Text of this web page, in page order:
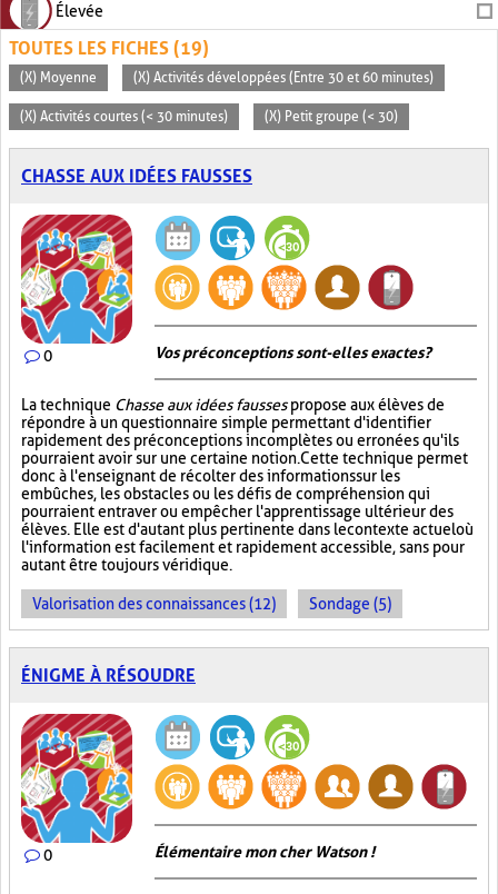
Élevée
TOUTES LES FICHES (19)
(X) Moyenne (X) Activités développées (Entre 30 et 60 minutes)
(X) Activités courtes (< 30 minutes) (X) Petit groupe (< 30)
CHASSE AUX IDÉES FAUSSES
0 Vos préconceptions sont-elles exactes ?
La technique Chasse aux idées faussespropose aux élèves de
répondre à un questionnaire simple permettant d'identifier
rapidement des préconceptions incomplètes ou erronées qu'ils
pourraient avoir sur une certaine notion. Cette technique permet
donc à l'enseignant de récolter des informations sur les
embûches, les obstacles ou les défis de compréhension qui
pourraient entraver ou empêcher l'apprentissage ultérieur des
élèves. Elle est d'autant plus pertinente dans le contexte actuel où
l'information est facilement et rapidement accessible, sans pour
autant être toujours véridique.
Valorisation des connaissances (12) Sondage (5)
ÉNIGME À RÉSOUDRE
0 Élémentaire mon cher Watson !